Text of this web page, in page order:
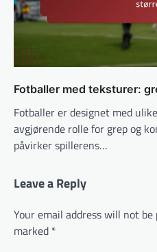
Fotballer med teksturer:
Fotballer er designet med
avgjørende rolle for grep og
påvirker spillerens…
Leave a Reply
Your email address will not be
marked *